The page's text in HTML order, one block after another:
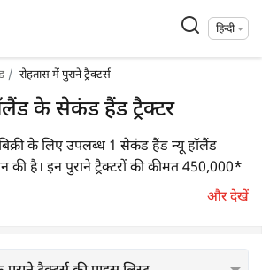
हिन्दी
रोहतास में पुराने ट्रैक्टर्स
के सेकंड हैंड ट्रैक्टर
के लिए उपलब्ध 1 सेकंड हैंड न्यू हॉलैंड
की है। इन पुराने ट्रैक्टरों की कीमत 450,000*
कीमत, एचपी एवं देख वर्ष जैसे प्रासंगिक
कर सकते हैं।
और देखें